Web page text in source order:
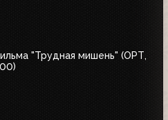
"Трудная мишень" (ОРТ,